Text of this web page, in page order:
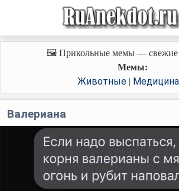
🖼️ Прикольные мемы — свежие
Мемы:
Животные| Медицина
Валериана